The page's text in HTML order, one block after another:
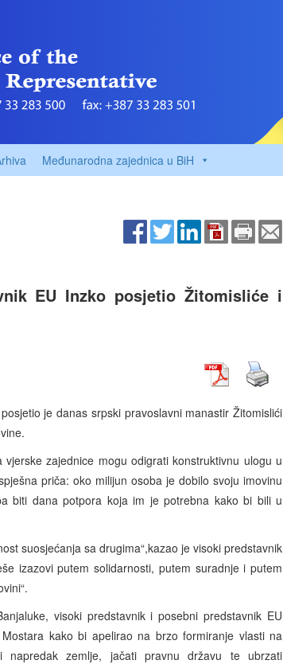
Međunarodna zajednica u BiH
EU Inzko posjetio Žitomisliće i
je danas srpski pravoslavni manastir Žitomislići
zajednice mogu odigrati konstruktivnu ulogu u
priča: oko milijun osoba je dobilo svoju imovinu
biti dana potpora koja im je potrebna kako bi bili u
suosjećanja sa drugima“,kazao je visoki predstavnik
izazovi putem solidarnosti, putem suradnje i putem
visoki predstavnik i posebni predstavnik EU
kako bi apelirao na brzo formiranje vlasti na
zemlje, jačati pravnu državu te ubrzati